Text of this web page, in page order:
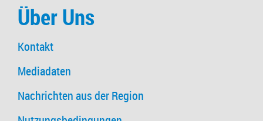
Über Uns
Kontakt
Mediadaten
Nachrichten aus der Region